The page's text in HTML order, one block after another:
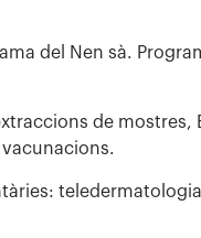
del Nen sà.
de